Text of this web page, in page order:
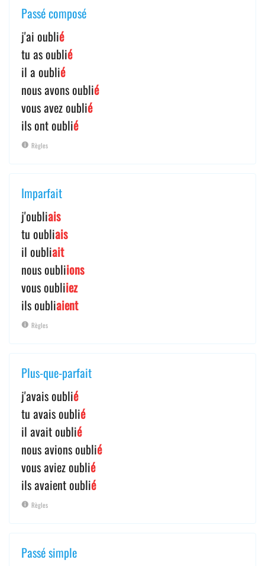
Passé composé
j'ai oublié
tu as oublié
il a oublié
nous avons oublié
vous avez oublié
ils ont oublié
Règles
Imparfait
j'oubliais
tu oubliais
il oubliait
nous oubliions
vous oubliiez
ils oubliaient
Règles
Plus-que-parfait
j'avais oublié
tu avais oublié
il avait oublié
nous avions oublié
vous aviez oublié
ils avaient oublié
Règles
Passé simple